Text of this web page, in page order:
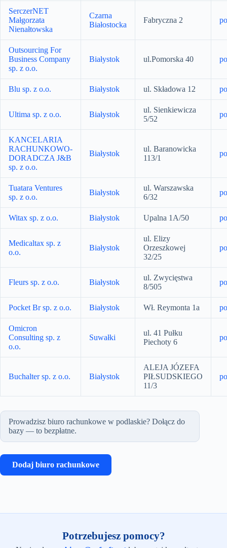
SerczerNET
Małgorzata
Nienałtowska
Czarna
Białostocka
Fabryczna 2
Outsourcing For
Business Company
sp. z o.o.
Białystok ul.Pomorska 40
Blu sp. z o.o. Białystok ul. Składowa 12
Ultima sp. z o.o. Białystok
ul. Sienkiewicza
5/52
KANCELARIA
RACHUNKOWO-
DORADCZA J&B
sp. z o.o.
Białystok
ul. Baranowicka
113/1
Tuatara Ventures
sp. z o.o.
Białystok
ul. Warszawska
6/32
Witax sp. z o.o. Białystok Upalna 1A/50
Medicaltax sp. z
o.o.
Białystok
ul. Elizy
Orzeszkowej
32/25
Fleurs sp. z o.o. Białystok
ul. Zwycięstwa
8/505
Pocket Br sp. z o.o. Białystok Wł. Reymonta 1a
Omicron
Consulting sp. z
o.o.
Suwałki
ul. 41 Pułku
Piechoty 6
Buchalter sp. z o.o. Białystok
ALEJA JÓZEFA
PIŁSUDSKIEGO
11/3
Prowadzisz biuro rachunkowe w podlaskie? Dołącz do
bazy — to bezpłatne.
Dodaj biuro rachunkowe
Potrzebujesz pomocy?